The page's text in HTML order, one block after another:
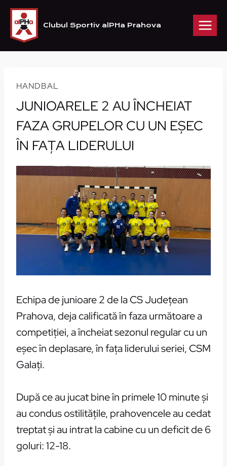
Skip
content
Clubul Sportiv alPHa Prahova
HANDBAL
JUNIOARELE 2 AU ÎNCHEIAT
FAZA GRUPELOR CU UN EȘEC
ÎN FAȚA LIDERULUI
Echipa de junioare 2 de la CS Județean
Prahova, deja calificată în faza următoare a
competiției, a încheiat sezonul regular cu un
eșec în deplasare, în fața liderului seriei, CSM
Galați.
După ce au jucat bine în primele 10 minute și
au condus ostilitățile, prahovencele au cedat
treptat și au intrat la cabine cu un deficit de 6
goluri: 12-18.